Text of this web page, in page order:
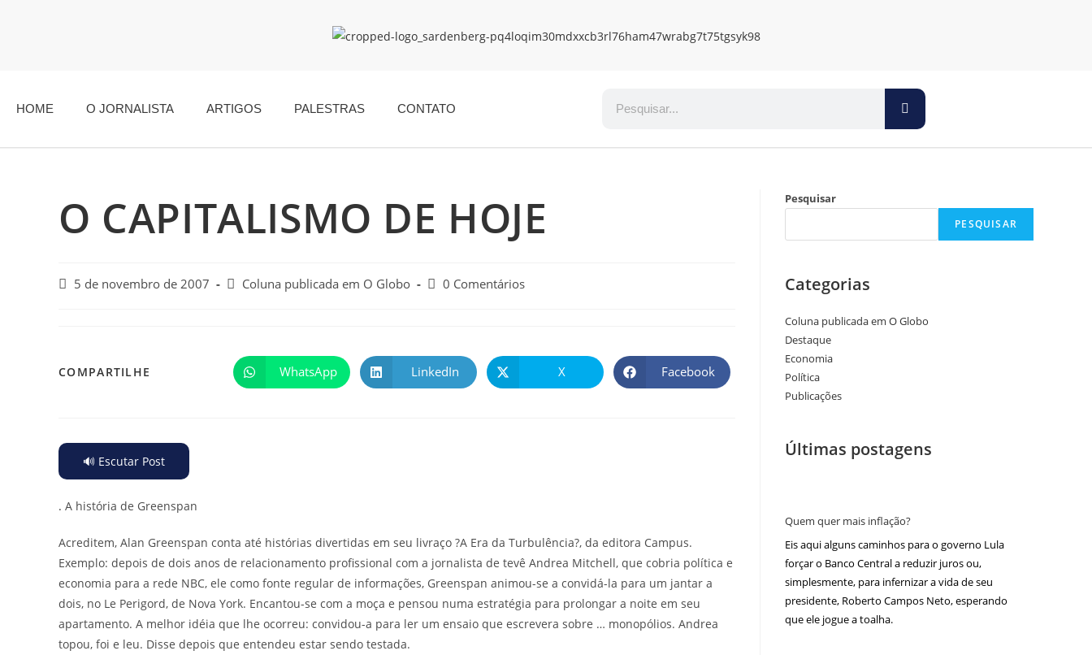
HOME O JORNALISTA ARTIGOS PALESTRAS CONTATO
O CAPITALISMO DE HOJE
5 de novembro de 2007 Coluna publicada em O Globo 0 Comentários
COMPARTILHE WhatsApp LinkedIn X Facebook
🔊 Escutar Post
. A história de Greenspan
Acreditem, Alan Greenspan conta até histórias divertidas em seu livraço ?A Era da Turbulência?, da editora Campus.
Exemplo: depois de dois anos de relacionamento profissional com a jornalista de tevê Andrea Mitchell, que cobria política e
economia para a rede NBC, ele como fonte regular de informações, Greenspan animou-se a convidá-la para um jantar a
dois, no Le Perigord, de Nova York. Encantou-se com a moça e pensou numa estratégia para prolongar a noite em seu
apartamento. A melhor idéia que lhe ocorreu: convidou-a para ler um ensaio que escrevera sobre … monopólios. Andrea
topou, foi e leu. Disse depois que entendeu estar sendo testada.
Pesquisar
PESQUISAR
Categorias
Coluna publicada em O Globo
Destaque
Economia
Política
Publicações
Últimas postagens
Quem quer mais inflação?
Eis aqui alguns caminhos para o governo Lula
forçar o Banco Central a reduzir juros ou,
simplesmente, para infernizar a vida de seu
presidente, Roberto Campos Neto, esperando
que ele jogue a toalha.